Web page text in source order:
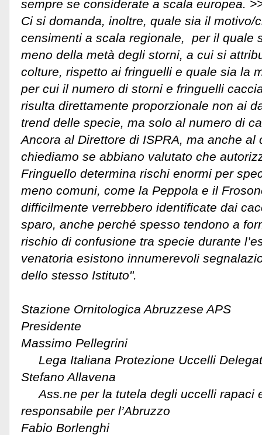
sempre se considerate a scala europea.
Ci si domanda, inoltre, quale sia il motivo/
censimenti a scala regionale, per il quale
meno della metà degli storni, a cui si
colture, rispetto ai fringuelli e quale sia la
per cui il numero di storni e fringuelli
risulta direttamente proporzionale non ai
trend delle specie, ma solo al numero di
Ancora al Direttore di ISPRA, ma anche al
chiediamo se abbiano valutato che
Fringuello determina rischi enormi per
meno comuni, come la Peppola e il
difficilmente verrebbero identificate dai
sparo, anche perché spesso tendono a
rischio di confusione tra specie durante
venatoria esistono innumerevoli
dello stesso Istituto".
Stazione Ornitologica Abruzzese APS
Presidente
Massimo Pellegrini
Lega Italiana Protezione Uccelli
Stefano Allavena
Ass.ne per la tutela degli uccelli rapaci
responsabile per l’Abruzzo
Fabio Borlenghi